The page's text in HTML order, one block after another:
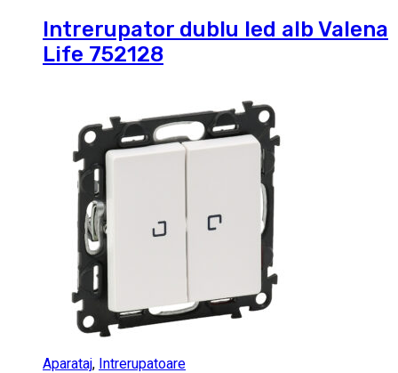
Intrerupator dublu led alb Valena
Life 752128
Aparataj, Intrerupatoare